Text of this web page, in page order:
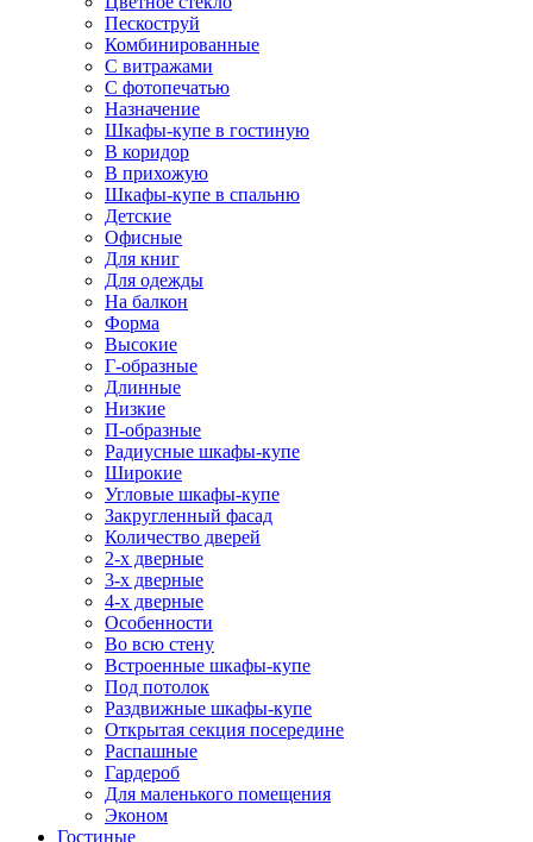
Пескоструй
Комбинированные
С витражами
С фотопечатью
Назначение
Шкафы-купе в гостиную
В коридор
В прихожую
Шкафы-купе в спальню
Детские
Офисные
Для книг
Для одежды
На балкон
Форма
Высокие
Г-образные
Длинные
Низкие
П-образные
Радиусные шкафы-купе
Широкие
Угловые шкафы-купе
Закругленный фасад
Количество дверей
2-х дверные
3-х дверные
4-х дверные
Особенности
Во всю стену
Встроенные шкафы-купе
Под потолок
Раздвижные шкафы-купе
Открытая секция посередине
Распашные
Гардероб
Для маленького помещения
Эконом
Гостиные